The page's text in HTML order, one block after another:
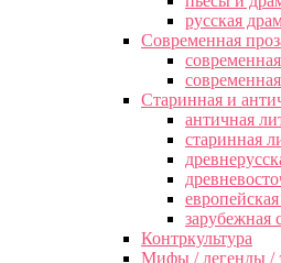
русская
Современная
Старинная и
античная
старинная
зарубежная
Контркультура
Мифы / легенды /